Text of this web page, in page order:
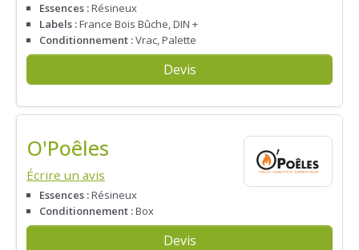
Essences :Résineux
Labels :France Bois Bûche, DIN +
Conditionnement :Vrac, Palette
Devis
O'Poêles
Écrire un avis
Essences :Résineux
Conditionnement :Box
Devis